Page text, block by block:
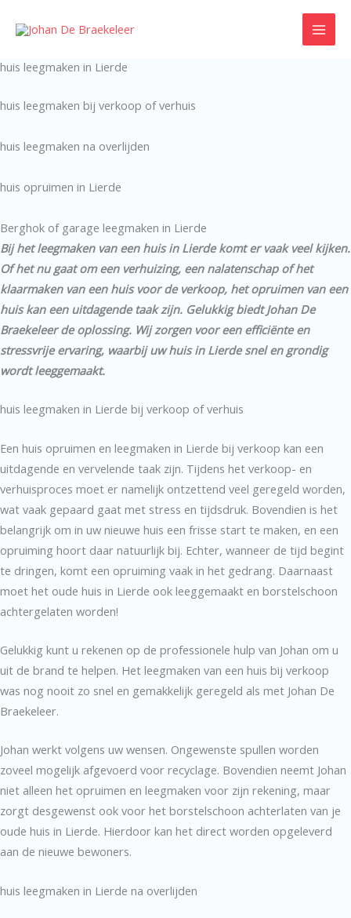
naar
inhoud
huis leegmaken in Lierde
huis leegmaken bij verkoop of verhuis
huis leegmaken na overlijden
huis opruimen in Lierde
Berghok of garage leegmaken in Lierde
Bij het leegmaken van een huis in Lierde komt er vaak veel kijken.
Of het nu gaat om een verhuizing, een nalatenschap of het
klaarmaken van een huis voor de verkoop, het opruimen van een
huis kan een uitdagende taak zijn. Gelukkig biedt Johan De
Braekeleer de oplossing. Wij zorgen voor een efficiënte en
stressvrije ervaring, waarbij uw huis in Lierde snel en grondig
wordt leeggemaakt.
huis leegmaken in Lierde bij verkoop of verhuis
Een huis opruimen en leegmaken in Lierde bij verkoop kan een
uitdagende en vervelende taak zijn. Tijdens het verkoop- en
verhuisproces moet er namelijk ontzettend veel geregeld worden,
wat vaak gepaard gaat met stress en tijdsdruk. Bovendien is het
belangrijk om in uw nieuwe huis een frisse start te maken, en een
opruiming hoort daar natuurlijk bij. Echter, wanneer de tijd begint
te dringen, komt een opruiming vaak in het gedrang. Daarnaast
moet het oude huis in Lierde ook leeggemaakt en borstelschoon
achtergelaten worden!
Gelukkig kunt u rekenen op de professionele hulp van Johan om u
uit de brand te helpen. Het leegmaken van een huis bij verkoop
was nog nooit zo snel en gemakkelijk geregeld als met Johan De
Braekeleer.
Johan werkt volgens uw wensen. Ongewenste spullen worden
zoveel mogelijk afgevoerd voor recyclage. Bovendien neemt Johan
niet alleen het opruimen en leegmaken voor zijn rekening, maar
zorgt desgewenst ook voor het borstelschoon achterlaten van je
oude huis in Lierde. Hierdoor kan het direct worden opgeleverd
aan de nieuwe bewoners.
huis leegmaken in Lierde na overlijden